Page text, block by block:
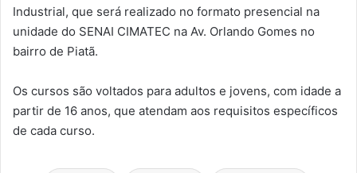
Industrial, que será realizado no formato presencial na
unidade do SENAI CIMATEC na Av. Orlando Gomes no
bairro de Piatã.
Os cursos são voltados para adultos e jovens, com idade a
partir de 16 anos, que atendam aos requisitos específicos
de cada curso.